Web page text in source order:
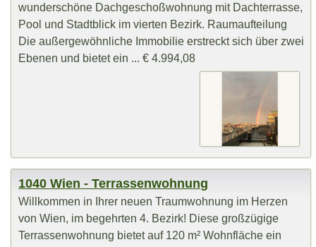
wunderschöne Dachgeschoßwohnung mit Dachterrasse,
Pool und Stadtblick im vierten Bezirk. Raumaufteilung
Die außergewöhnliche Immobilie erstreckt sich über zwei
Ebenen und bietet ein ... € 4.994,08
1040 Wien - Terrassenwohnung
Willkommen in Ihrer neuen Traumwohnung im Herzen
von Wien, im begehrten 4. Bezirk! Diese großzügige
Terrassenwohnung bietet auf 120 m² Wohnfläche ein